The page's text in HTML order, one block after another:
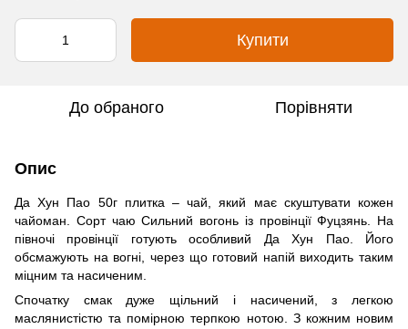
Купити
До обраного Порівняти
Опис
Да Хун Пао 50г плитка – чай, який має скуштувати кожен
чайоман. Сорт чаю Сильний вогонь із провінції Фуцзянь. На
півночі провінції готують особливий Да Хун Пао. Його
обсмажують на вогні, через що готовий напій виходить таким
міцним та насиченим.
Спочатку смак дуже щільний і насичений, з легкою
маслянистістю та помірною терпкою нотою. З кожним новим